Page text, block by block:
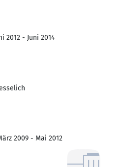
2012 - Juni 2014
2009 - Mai 2012